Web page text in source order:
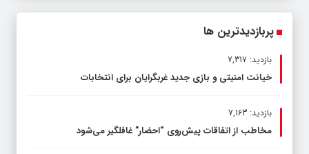
پربازدیدترین ها
بازدید: 7,317
خیانت امنیتی و بازی جدید غربگرایان برای انتخابات
بازدید: 7,163
مخاطب از اتفاقات پیش‌روی “احضار” غافلگیر می‌شود